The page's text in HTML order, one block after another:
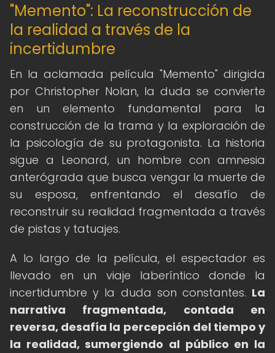
"Memento": La reconstrucción de
la realidad a través de la
incertidumbre
En la aclamada película "Memento" dirigida
por Christopher Nolan, la duda se convierte
en un elemento fundamental para la
construcción de la trama y la exploración de
la psicología de su protagonista. La historia
sigue a Leonard, un hombre con amnesia
anterógrada que busca vengar la muerte de
su esposa, enfrentando el desafío de
reconstruir su realidad fragmentada a través
de pistas y tatuajes.
A lo largo de la película, el espectador es
llevado en un viaje laberíntico donde la
incertidumbre y la duda son constantes. La
narrativa fragmentada, contada en
reversa, desafía la percepción del tiempo y
la realidad, sumergiendo al público en la